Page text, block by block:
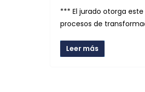
*** El jurado otorga
procesos de
Leer más